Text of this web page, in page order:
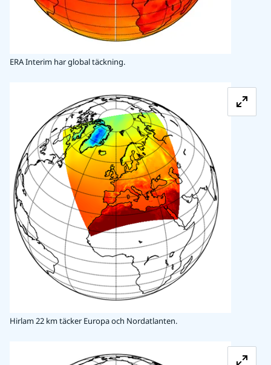
ERA Interim har global täckning.
Hirlam 22 km täcker Europa och Nordatlanten.